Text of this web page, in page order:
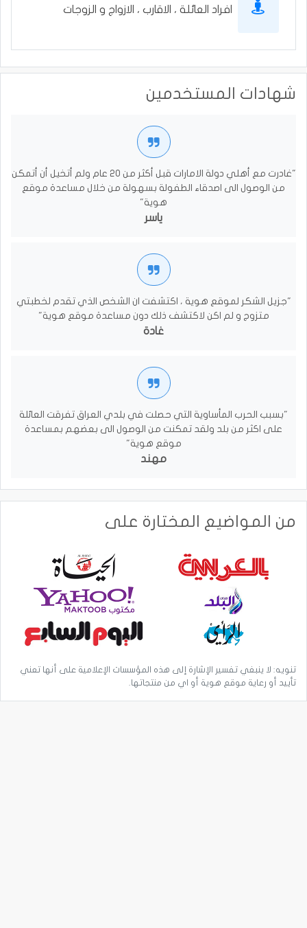
افراد العائلة ، الاقارب ، الازواج و الزوجات
شهادات المستخدمين
"غادرت مع أهلي دولة الامارات قبل أكثر من 20 عام ولم أتخيل أن أتمكن
من الوصول الى اصدقاء الطفولة بسهولة من خلال مساعدة موقع
هوية"
ياسر
"جزيل الشكر لموقع هوية ، اكتشفت ان الشخص الذي تقدم لخطبتي
متزوج و لم اكن لاكتشف ذلك دون مساعدة موقع هوية"
غادة
"بسبب الحرب المأساوية التي حصلت في بلدي العراق تفرقت العائلة
على اكثر من بلد ولقد تمكنت من الوصول الى بعضهم بمساعدة
موقع هوية"
مهند
من المواضيع المختارة على
تنويه: لا ينبغي تفسير الإشارة إلى هذه المؤسسات الإعلامية على أنها تعني
تأييد أو رعاية موقع هوية أو اي من منتجاتها.